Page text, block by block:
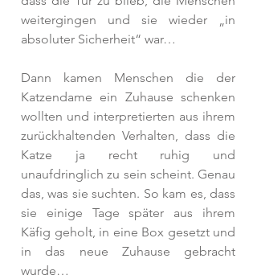
weitergingen und sie wieder „in
absoluter Sicherheit“ war…
Dann kamen Menschen die der
Katzendame ein Zuhause schenken
wollten und interpretierten aus ihrem
zurückhaltenden Verhalten, dass die
Katze ja recht ruhig und
unaufdringlich zu sein scheint. Genau
das, was sie suchten. So kam es, dass
sie einige Tage später aus ihrem
Käfig geholt, in eine Box gesetzt und
in das neue Zuhause gebracht
wurde…